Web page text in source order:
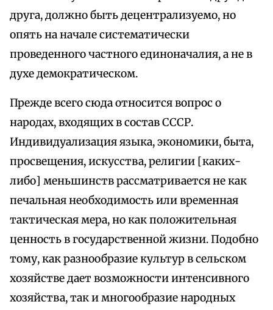
друга, должно быть децентрализуемо, но
опять на начале систематически
проведенного частного единоначалия, а не в
духе демократическом.
Прежде всего сюда относится вопрос о
народах, входящих в состав СССР.
Индивидуализация языка, экономики, быта,
просвещения, искусства, религии [каких-
либо] меньшинств рассматривается не как
печальная необходимость или временная
тактическая мера, но как положительная
ценность в государственной жизни. Подобно
тому, как разнообразие культур в сельском
хозяйстве дает возможности интенсивного
хозяйства, так и многообразие народных